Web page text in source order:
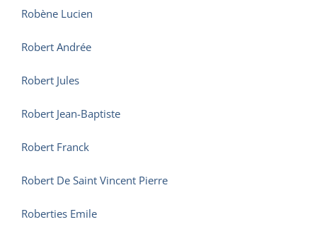
Robène Lucien
Robert Andrée
Robert Jules
Robert Jean-Baptiste
Robert Franck
Robert De Saint Vincent Pierre
Roberties Emile